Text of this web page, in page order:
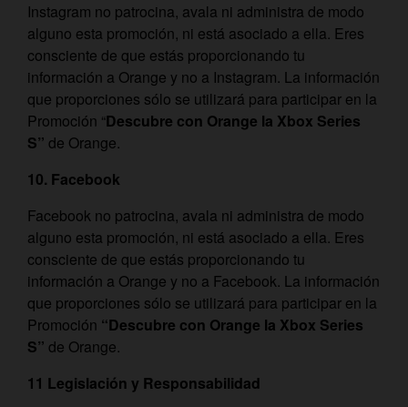
Instagram no patrocina, avala ni administra de modo
alguno esta promoción, ni está asociado a ella. Eres
consciente de que estás proporcionando tu
información a Orange y no a Instagram. La información
que proporciones sólo se utilizará para participar en la
Promoción “Descubre con Orange la Xbox Series
S” de Orange.
10. Facebook
Facebook no patrocina, avala ni administra de modo
alguno esta promoción, ni está asociado a ella. Eres
consciente de que estás proporcionando tu
información a Orange y no a Facebook. La información
que proporciones sólo se utilizará para participar en la
Promoción “Descubre con Orange la Xbox Series
S” de Orange.
11 Legislación y Responsabilidad